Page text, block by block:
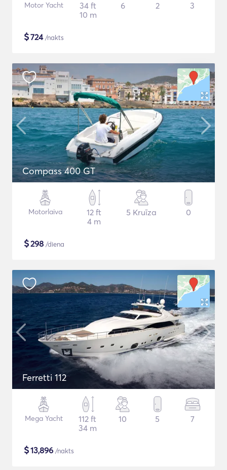
Motor Yacht
34 ft
10 m
6 2 3
$724/nakts
Compass 400 GT
Motorlaiva
12 ft
4 m
5 Kruīza 0
$298 /diena
Ferretti 112
Mega Yacht
112 ft
34 m
10 5 7
$13,896 /nakts